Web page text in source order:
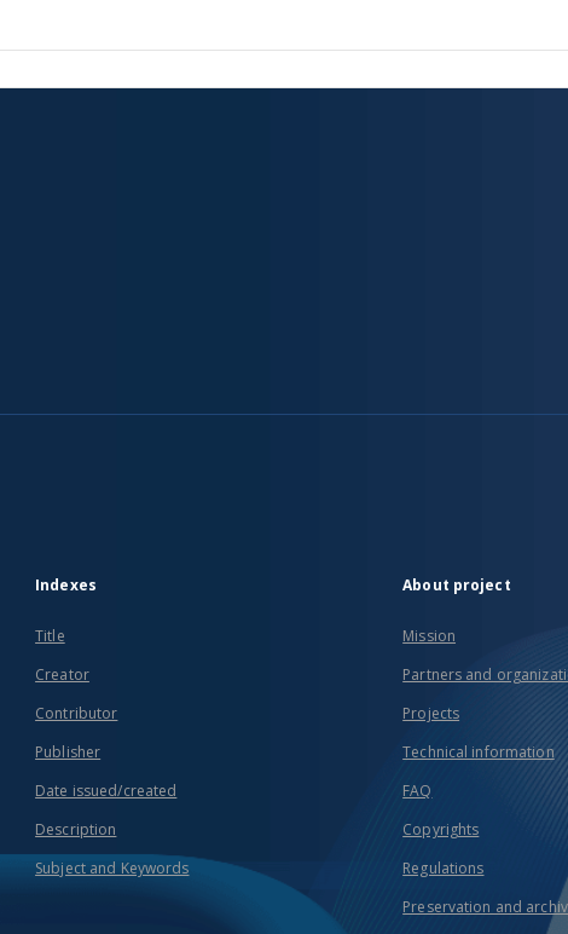
Indexes
Title
Creator
Contributor
Publisher
Date issued/created
Description
Subject and Keywords
About project
Mission
Partners and
Projects
Technical information
FAQ
Copyrights
Regulations
Preservation and